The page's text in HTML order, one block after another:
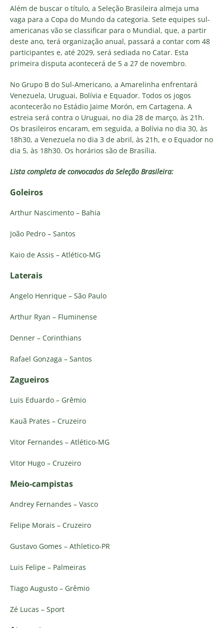
Além de buscar o título, a Seleção Brasileira almeja uma
vaga para a Copa do Mundo da categoria. Sete equipes sul-
americanas vão se classificar para o Mundial, que, a partir
deste ano, terá organização anual, passará a contar com 48
participantes e, até 2029, será sediada no Catar. Esta
primeira disputa acontecerá de 5 a 27 de novembro.
No Grupo B do Sul-Americano, a Amarelinha enfrentará
Venezuela, Uruguai, Bolívia e Equador. Todos os jogos
acontecerão no Estádio Jaime Morón, em Cartagena. A
estreia será contra o Uruguai, no dia 28 de março, às 21h.
Os brasileiros encaram, em seguida, a Bolívia no dia 30, às
18h30, a Venezuela no dia 3 de abril, às 21h, e o Equador no
dia 5, às 18h30. Os horários são de Brasília.
Lista completa de convocados da Seleção Brasileira:
Goleiros
Arthur Nascimento – Bahia
João Pedro – Santos
Kaio de Assis – Atlético-MG
Laterais
Angelo Henrique – São Paulo
Arthur Ryan – Fluminense
Denner – Corinthians
Rafael Gonzaga – Santos
Zagueiros
Luis Eduardo – Grêmio
Kauã Prates – Cruzeiro
Vitor Fernandes – Atlético-MG
Vitor Hugo – Cruzeiro
Meio-campistas
Andrey Fernandes – Vasco
Felipe Morais – Cruzeiro
Gustavo Gomes – Athletico-PR
Luis Felipe – Palmeiras
Tiago Augusto – Grêmio
Zé Lucas – Sport